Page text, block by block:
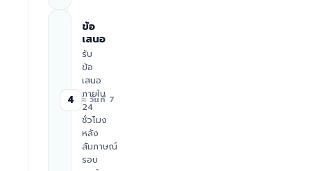
4
ข้อ
เสนอ
รับ
ข้อ
เสนอ
ภายใน
24
ชั่วโมง
หลัง
สัมภาษณ์
รอบ
≈ วันที่ 7